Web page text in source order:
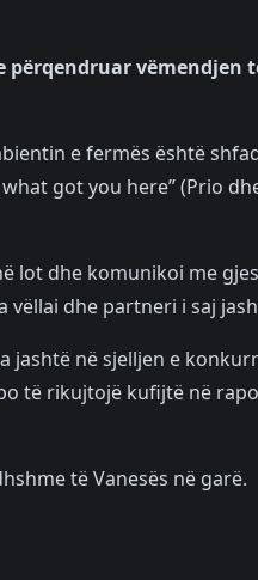
vëmendjen
e fermës është
got you here” (Prio
lot dhe komunikoi me
vëllai dhe partneri i saj
jashtë në sjelljen e
të rikujtojë kufijtë në
të Vanesës në garë.